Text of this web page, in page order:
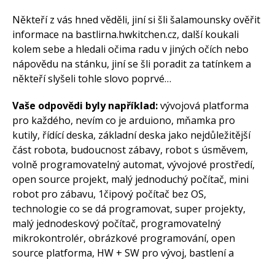
Někteří z vás hned věděli, jiní si šli šalamounsky ověřit
informace na bastlirna.hwkitchen.cz, další koukali
kolem sebe a hledali očima radu v jiných očích nebo
nápovědu na stánku, jiní se šli poradit za tatínkem a
někteří slyšeli tohle slovo poprvé…
Vaše odpovědi byly například:vývojová platforma
pro každého, nevím co je arduiono, mňamka pro
kutily, řídící deska, základní deska jako nejdůležitější
část robota, budoucnost zábavy, robot s úsměvem,
volně programovatelný automat, vývojové prostředí,
open source projekt, malý jednoduchý počítač, mini
robot pro zábavu, 1čipový počítač bez OS,
technologie co se dá programovat, super projekty,
malý jednodeskový počítač, programovatelný
mikrokontrolér, obrázkové programování, open
source platforma, HW + SW pro vývoj, bastlení a